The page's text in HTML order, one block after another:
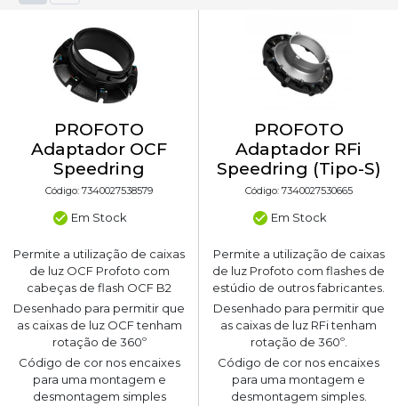
PROFOTO
Adaptador OCF
Speedring
Código: 7340027538579
Em Stock
Permite a utilização de caixas
de luz OCF Profoto com
cabeças de flash OCF B2
Desenhado para permitir que
as caixas de luz OCF tenham
rotação de 360º
Código de cor nos encaixes
para uma montagem e
desmontagem simples
PROFOTO
Adaptador RFi
Speedring (Tipo-S)
Código: 7340027530665
Em Stock
Permite a utilização de caixas
de luz Profoto com flashes de
estúdio de outros fabricantes.
Desenhado para permitir que
as caixas de luz RFi tenham
rotação de 360º.
Código de cor nos encaixes
para uma montagem e
desmontagem simples.